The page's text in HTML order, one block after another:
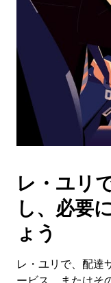
し、
を
選
択
す。
ン
で
カ
ン
ー
を
レ・ユリ
し、必要
ょう
レ・ユリで、配達